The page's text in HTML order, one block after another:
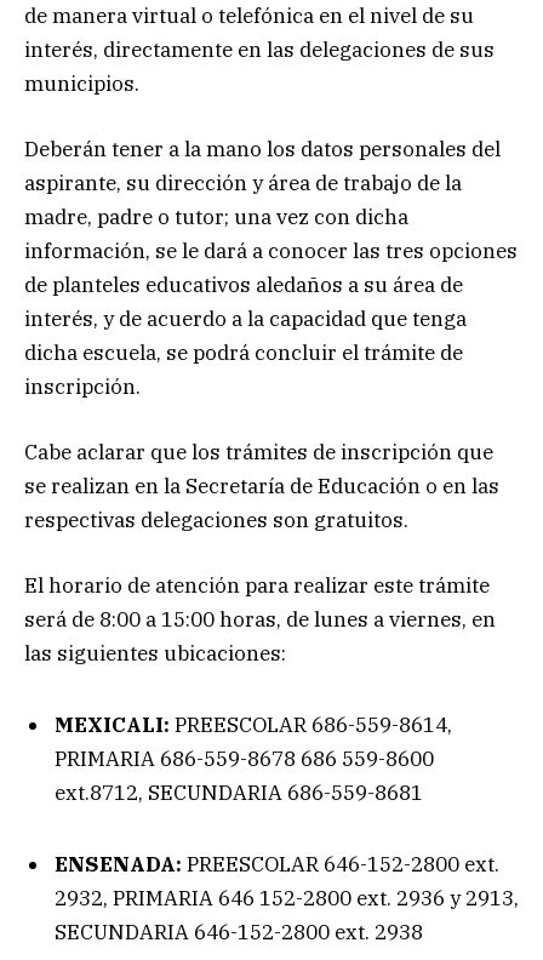
de manera virtual o telefónica en el nivel de su
interés, directamente en las delegaciones de sus
municipios.
Deberán tener a la mano los datos personales del
aspirante, su dirección y área de trabajo de la
madre, padre o tutor; una vez con dicha
información, se le dará a conocer las tres opciones
de planteles educativos aledaños a su área de
interés, y de acuerdo a la capacidad que tenga
dicha escuela, se podrá concluir el trámite de
inscripción.
Cabe aclarar que los trámites de inscripción que
se realizan en la Secretaría de Educación o en las
respectivas delegaciones son gratuitos.
El horario de atención para realizar este trámite
será de 8:00 a 15:00 horas, de lunes a viernes, en
las siguientes ubicaciones:
MEXICALI: PREESCOLAR 686-559-8614,
PRIMARIA 686-559-8678 686 559-8600
ext.8712, SECUNDARIA 686-559-8681
ENSENADA: PREESCOLAR 646-152-2800 ext.
2932, PRIMARIA 646 152-2800 ext. 2936 y 2913,
SECUNDARIA 646-152-2800 ext. 2938